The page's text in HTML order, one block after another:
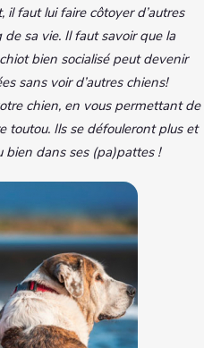
faut lui faire côtoyer d’autres
sa vie. Il faut savoir que la
bien socialisé peut devenir
sans voir d’autres chiens!
chien, en vous permettant de
toutou. Ils se défouleront plus et
bien dans ses (pa)pattes !